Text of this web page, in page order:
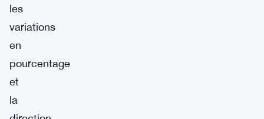
les
variations
en
pourcentage
et
la